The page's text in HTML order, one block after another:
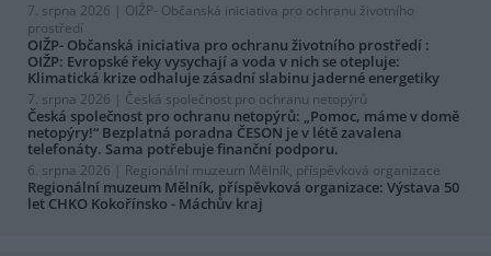
7. srpna 2026 | OIŽP- Občanská iniciativa pro ochranu životního
prostředí
OIŽP- Občanská iniciativa pro ochranu životního prostředí :
OIŽP: Evropské řeky vysychají a voda v nich se otepluje:
Klimatická krize odhaluje zásadní slabinu jaderné energetiky
7. srpna 2026 | Česká společnost pro ochranu netopýrů
Česká společnost pro ochranu netopýrů: „Pomoc, máme v domě
netopýry!“ Bezplatná poradna ČESON je v létě zavalena
telefonáty. Sama potřebuje finanční podporu.
6. srpna 2026 | Regionální muzeum Mělník, příspěvková organizace
Regionální muzeum Mělník, příspěvková organizace: Výstava 50
let CHKO Kokořínsko - Máchův kraj